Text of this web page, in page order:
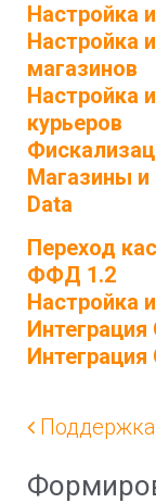
Поддержка
Настройка
Настройка
магазинов
Настройка
курьеров
Магазины и
Data
Переход
ФФД 1.2
Настройка
Интеграция
Интеграция